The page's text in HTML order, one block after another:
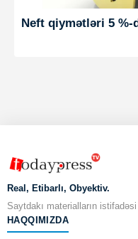
Neft qiymətləri 5 %-
Real, Etibarlı, Obyektiv.
Saytdakı materialların
HAQQIMIZDA